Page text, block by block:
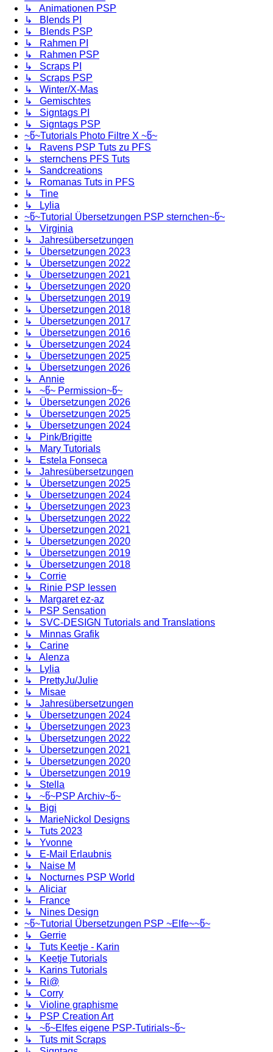
↳ Animationen PSP
↳ Blends PI
↳ Blends PSP
↳ Rahmen PI
↳ Rahmen PSP
↳ Scraps PI
↳ Scraps PSP
↳ Winter/X-Mas
↳ Gemischtes
↳ Signtags PI
↳ Signtags PSP
~წ~Tutorials Photo Filtre X ~წ~
↳ Ravens PSP Tuts zu PFS
↳ sternchens PFS Tuts
↳ Sandcreations
↳ Romanas Tuts in PFS
↳ Tine
↳ Lylia
~წ~Tutorial Übersetzungen PSP sternchen~წ~
↳ Virginia
↳ Jahresübersetzungen
↳ Übersetzungen 2023
↳ Übersetzungen 2022
↳ Übersetzungen 2021
↳ Übersetzungen 2020
↳ Übersetzungen 2019
↳ Übersetzungen 2018
↳ Übersetzungen 2017
↳ Übersetzungen 2016
↳ Übersetzungen 2024
↳ Übersetzungen 2025
↳ Übersetzungen 2026
↳ Annie
↳ ~წ~ Permission~წ~
↳ Übersetzungen 2026
↳ Übersetzungen 2025
↳ Übersetzungen 2024
↳ Pink/Brigitte
↳ Mary Tutorials
↳ Estela Fonseca
↳ Jahresübersetzungen
↳ Übersetzungen 2025
↳ Übersetzungen 2024
↳ Übersetzungen 2023
↳ Übersetzungen 2022
↳ Übersetzungen 2021
↳ Übersetzungen 2020
↳ Übersetzungen 2019
↳ Übersetzungen 2018
↳ Corrie
↳ Rinie PSP lessen
↳ Margaret ez-az
↳ PSP Sensation
↳ SVC-DESIGN Tutorials and Translations
↳ Minnas Grafik
↳ Carine
↳ Alenza
↳ Lylia
↳ PrettyJu/Julie
↳ Misae
↳ Jahresübersetzungen
↳ Übersetzungen 2024
↳ Übersetzungen 2023
↳ Übersetzungen 2022
↳ Übersetzungen 2021
↳ Übersetzungen 2020
↳ Übersetzungen 2019
↳ Stella
↳ ~წ~PSP Archiv~წ~
↳ Bigi
↳ MarieNickol Designs
↳ Tuts 2023
↳ Yvonne
↳ E-Mail Erlaubnis
↳ Naise M
↳ Nocturnes PSP World
↳ Aliciar
↳ France
↳ Nines Design
~წ~Tutorial Übersetzungen PSP ~Elfe~~წ~
↳ Gerrie
↳ Tuts Keetje - Karin
↳ Keetje Tutorials
↳ Karins Tutorials
↳ Ri@
↳ Corry
↳ Violine graphisme
↳ PSP Creation Art
↳ ~წ~Elfes eigene PSP-Tutirials~წ~
↳ Tuts mit Scraps